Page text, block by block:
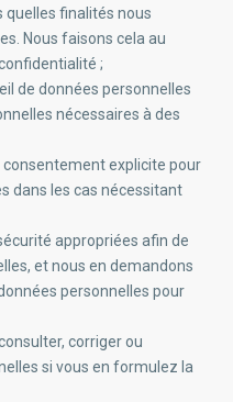
quelles finalités nous
Nous faisons cela au
;
de données personnelles
nécessaires à des
consentement explicite pour
dans les cas nécessitant
appropriées afin de
et nous en demandons
personnelles pour
corriger ou
si vous en formulez la